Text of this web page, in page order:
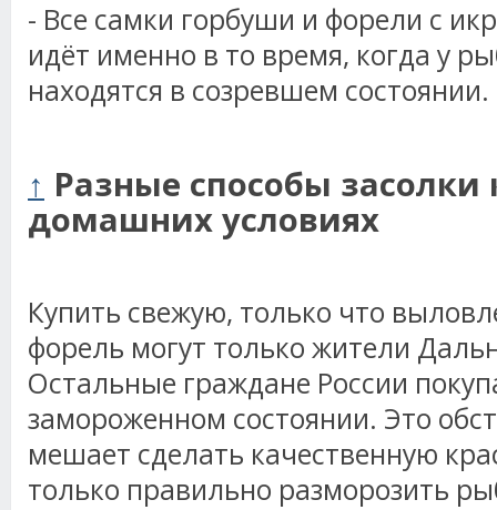
- Все самки горбуши и форели с
идёт именно в то время, когда у
находятся в созревшем состоянии.
↑ Разные способы
домашних условиях
Купить свежую, только что
форель могут только жители
Остальные граждане России
замороженном состоянии. Это
мешает сделать качественную
только правильно разморозить